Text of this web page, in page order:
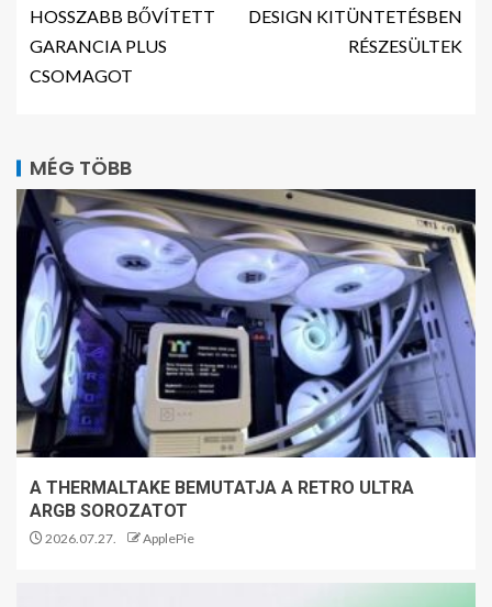
HOSSZABB BŐVÍTETT
GARANCIA PLUS
CSOMAGOT
DESIGN KITÜNTETÉSBEN
RÉSZESÜLTEK
MÉG TÖBB
A THERMALTAKE BEMUTATJA A RETRO ULTRA
ARGB SOROZATOT
2026.07.27. ApplePie